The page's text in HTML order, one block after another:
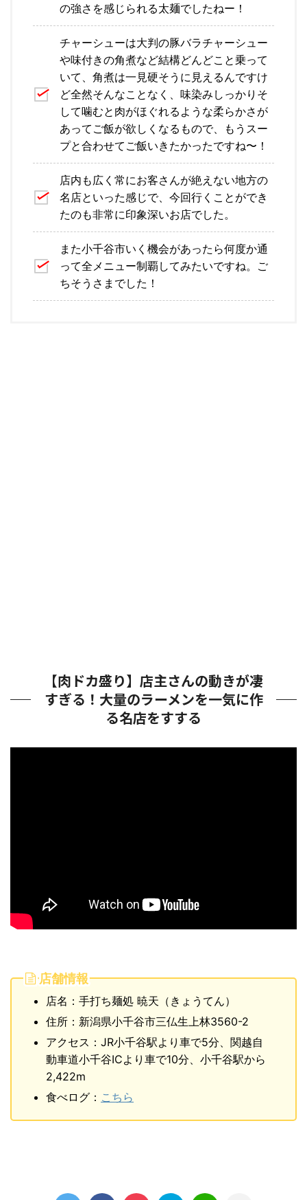
の強さを感じられる太麺でしたねー！
チャーシューは大判の豚バラチャーシュー
や味付きの角煮など結構どんどこと乗って
いて、角煮は一見硬そうに見えるんですけ
ど全然そんなことなく、味染みしっかりそ
して噛むと肉がほぐれるような柔らかさが
あってご飯が欲しくなるもので、もうスー
プと合わせてご飯いきたかったですね〜！
店内も広く常にお客さんが絶えない地方の
名店といった感じで、今回行くことができ
たのも非常に印象深いお店でした。
また小千谷市いく機会があったら何度か通
って全メニュー制覇してみたいですね。ご
ちそうさまでした！
【肉ドカ盛り】店主さんの動きが凄
すぎる！大量のラーメンを一気に作
る名店をすする
店舗情報
店名：手打ち麺処 暁天（きょうてん）
住所：新潟県小千谷市三仏生上林3560-2
アクセス：JR小千谷駅より車で5分、関越自
動車道小千谷ICより車で10分、小千谷駅から
2,422m
食べログ： こちら